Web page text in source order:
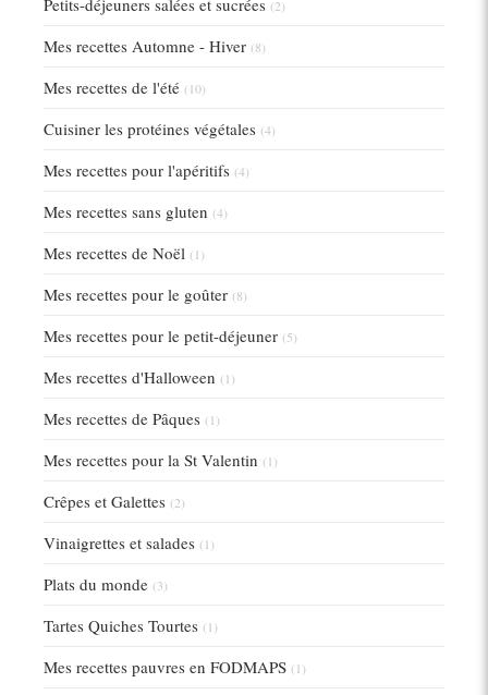
(2)
Mes recettes Automne - Hiver (8)
Mes recettes de l'été (10)
Cuisiner les protéines végétales (4)
Mes recettes pour l'apéritifs (4)
Mes recettes sans gluten (4)
Mes recettes de Noël (1)
Mes recettes pour le goûter (8)
Mes recettes pour le petit-déjeuner (5)
Mes recettes d'Halloween (1)
Mes recettes de Pâques (1)
Mes recettes pour la St Valentin (1)
Crêpes et Galettes (2)
Vinaigrettes et salades (1)
Plats du monde (3)
Tartes Quiches Tourtes (1)
Mes recettes pauvres en FODMAPS (1)